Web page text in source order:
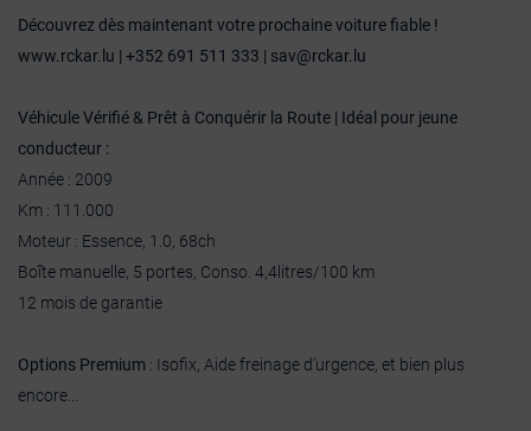
Découvrez dès maintenant votre prochaine voiture fiable !
www.rckar.lu | +352 691 511 333 | sav@rckar.lu
Véhicule Vérifié & Prêt à Conquérir la Route | Idéal pour jeune
conducteur :
Année : 2009
Km : 111.000
Moteur : Essence, 1.0, 68ch
Boîte manuelle, 5 portes, Conso. 4,4litres/100 km
12 mois de garantie
Options Premium : Isofix, Aide freinage d’urgence, et bien plus
encore...